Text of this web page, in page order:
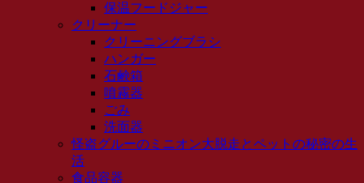
保温フードジャー
クリーナー
クリーニングブラシ
ハンガー
石鹸箱
噴霧器
ごみ
洗面器
怪盗グルーのミニオン大脱走とペットの秘密の生
活
食品容器